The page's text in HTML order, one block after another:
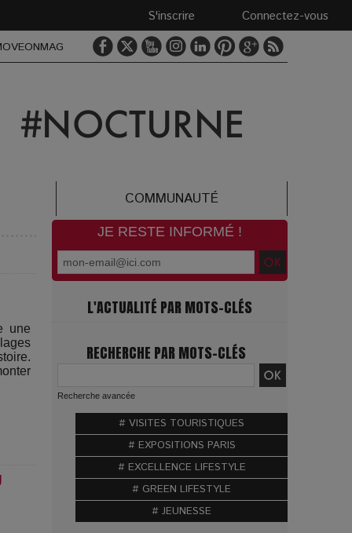
Connectez-vous
S'inscrire
COMMUNAUTÉ
une
JE RESTE INFORMÉ !
L'ACTUALITÉ PAR MOTS-CLÉS
RECHERCHE PAR MOTS-CLÉS
Recherche avancée
# VISITES TOURISTIQUES
# EXPOSITIONS PARIS
# EXCELLENCE LIFESTYLE
# GREEN LIFESTYLE
# JEUNESSE